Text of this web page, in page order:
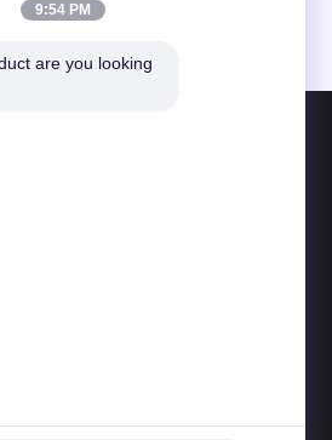
9:54 PM
are you looking